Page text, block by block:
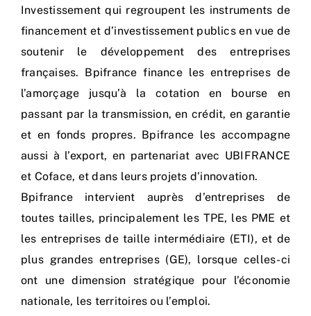
Investissement qui regroupent les instruments de
financement et d’investissement publics en vue de
soutenir le développement des entreprises
françaises. Bpifrance finance les entreprises de
l’amorçage jusqu’à la cotation en bourse en
passant par la transmission, en crédit, en garantie
et en fonds propres. Bpifrance les accompagne
aussi à l’export, en partenariat avec UBIFRANCE
et Coface, et dans leurs projets d’innovation.
Bpifrance intervient auprès d’entreprises de
toutes tailles, principalement les TPE, les PME et
les entreprises de taille intermédiaire (ETI), et de
plus grandes entreprises (GE), lorsque celles-ci
ont une dimension stratégique pour l’économie
nationale, les territoires ou l’emploi.